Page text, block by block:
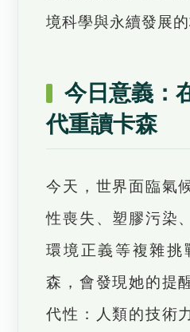
境科學與永續發展的
今日意義：
代重讀卡森
今天，世界面臨氣
性喪失、塑膠污染
環境正義等複雜挑
森，會發現她的提
代性：人類的技術